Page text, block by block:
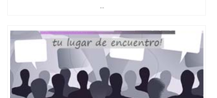
位认证、留学生学历认证、留学生学位认证、英国文
凭学历、美国文凭学历、澳洲文凭学历、加拿大文凭
学历、新西兰学历认证等q:551190476 微信：
551190476 圣何塞州立大学毕业证（San Jose State
University）圣何塞州立大学毕业证（San Jose State
University）圣何塞州立大学毕业证（San Jose State
University）圣何塞州立大学成绩单（San Jose State
University）圣何塞州立大学成绩单（ San Jose State
...